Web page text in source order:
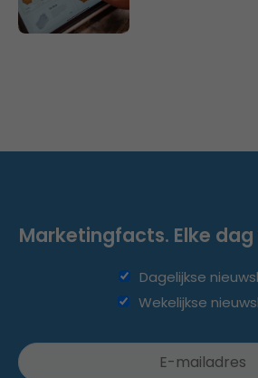
Marketingfacts. Elke dag
Dagelijkse
Wekelijkse